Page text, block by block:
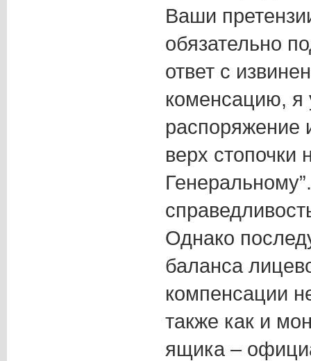
Ваши
обязательно
ответ с
коменсацию, я
распоряжение
верх стопочки
Однако
баланса
компенсации
также как и
ящика –